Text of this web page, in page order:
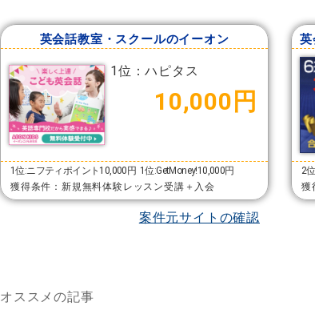
英会話教室・スクールのイーオン
1位：ハピタス
10,000円
1位:ニフティポイント10,000円 1位:GetMoney!10,000円
獲得条件：新規無料体験レッスン受講＋入会
案件元サイトの確認
2
獲
オススメの記事